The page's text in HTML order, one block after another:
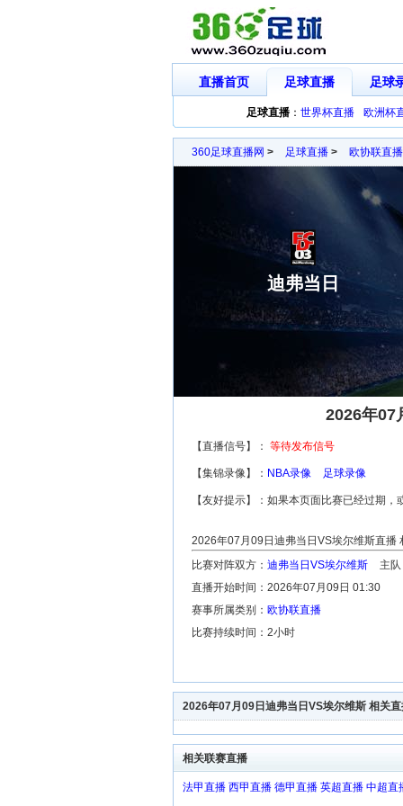
直播首页 足球直播 足球
足球直播 ： 世界杯直播 欧洲杯
360足球直播网 > 足球直播 > 欧协联直播
迪弗当日
2026年07
【直播信号】： 等待发布信号
【集锦录像】： NBA录像 足球录像
【友好提示】：如果本页面比赛已经过期
2026年07月09日迪弗当日VS埃尔维斯直播
比赛对阵双方： 迪弗当日VS埃尔维斯
主
直播开始时间：2026年07月09日 01:30
赛事所属类别： 欧协联直播
比赛持续时间：2小时
2026年07月09日迪弗当日VS埃尔维斯 相关直
相关联赛直播
法甲直播 西甲直播 德甲直播 英超直播 中超直